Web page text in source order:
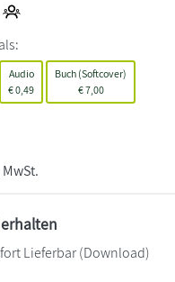
Audio
€0,49
Buch (Softcover)
€7,00
Lieferbar (Download)